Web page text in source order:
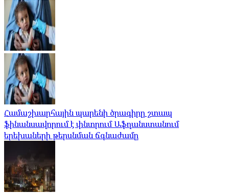
Համաշխարհային պարենի ծրագիրը շտապ
ֆինանսավորում է փնտրում Աֆղանստանում
երեխաների թերսնման ճգնաժամը